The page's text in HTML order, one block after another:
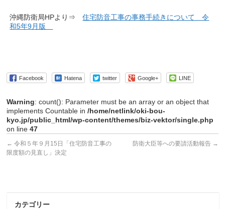
沖縄防衛局HPより⇒住宅防音工事の事務手続きについて 令
和5年9月版
Facebook Hatena twitter Google+ LINE
Warning: count(): Parameter must be an array or an object that
implements Countable in/home/netlink/oki-bou-
kyo.jp/public_html/wp-content/themes/biz-vektor/single.php
on line47
← 令和５年９月15日「住宅防音工事の
限度額の見直し」決定
防衛大臣等への要請活動報告 →
カテゴリー